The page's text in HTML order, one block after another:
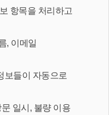
항목을 처리하고
, 이메일
보들이 자동으로
일시, 불량 이용